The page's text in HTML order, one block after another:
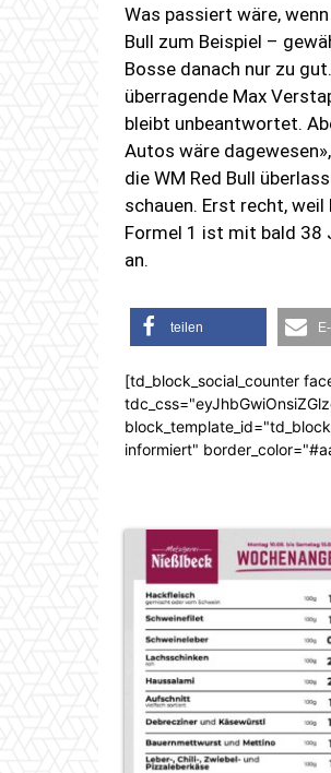
Was passiert wäre,
Bull zum Beispiel –
Bosse danach nur zu
überragende Max
bleibt unbeantwortet.
Autos wäre
die WM Red Bull
schauen. Erst recht,
Formel 1 ist mit bald 38
an.
teilen
[td_block_social_counter
informiert"